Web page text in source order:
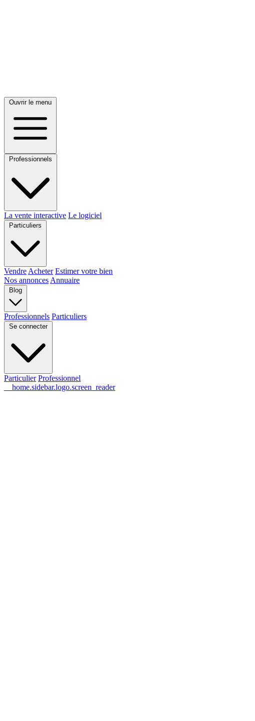
Ouvrir le menu
Professionnels
La vente interactive Le logiciel
Particuliers
Vendre Acheter Estimer votre bien
Nos annonces Annuaire
Blog
Professionnels Particuliers
Se connecter
Particulier Professionnel
__home.sidebar.logo.screen_reader